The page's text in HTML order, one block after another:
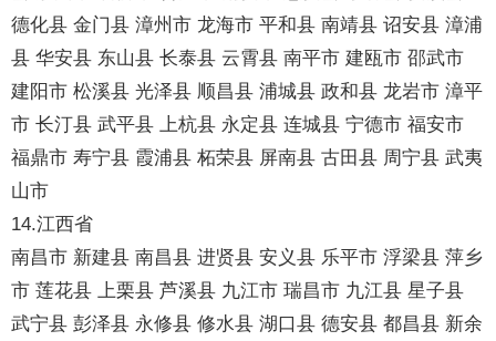
德化县 金门县 漳州市 龙海市 平和县 南靖县 诏安县 漳浦
县 华安县 东山县 长泰县 云霄县 南平市 建瓯市 邵武市
建阳市 松溪县 光泽县 顺昌县 浦城县 政和县 龙岩市 漳平
市 长汀县 武平县 上杭县 永定县 连城县 宁德市 福安市
福鼎市 寿宁县 霞浦县 柘荣县 屏南县 古田县 周宁县 武夷
山市
14.江西省
南昌市 新建县 南昌县 进贤县 安义县 乐平市 浮梁县 萍乡
市 莲花县 上栗县 芦溪县 九江市 瑞昌市 九江县 星子县
武宁县 彭泽县 永修县 修水县 湖口县 德安县 都昌县 新余